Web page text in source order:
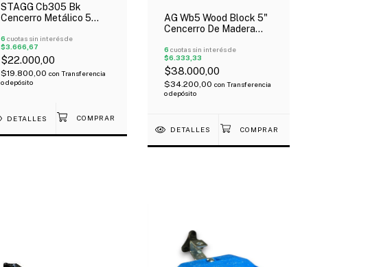
STAGG Cb305 Bk
Cencerro Metálico 5
6 cuotas sin interés de
$3.666,67
$22.000,00
$19.800,00 con Transferencia
o depósito
DETALLES
AG Wb5 Wood Block 5"
Cencerro De Madera
6 cuotas sin interés de
$6.333,33
$38.000,00
$34.200,00 con Transferencia
o depósito
DETALLES